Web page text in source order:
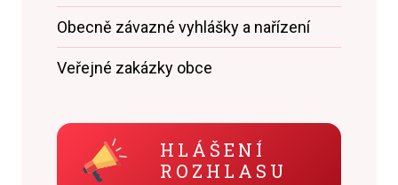
Obecně závazné vyhlášky a nařízení
Veřejné zakázky obce
HLÁŠENÍ
ROZHLASU